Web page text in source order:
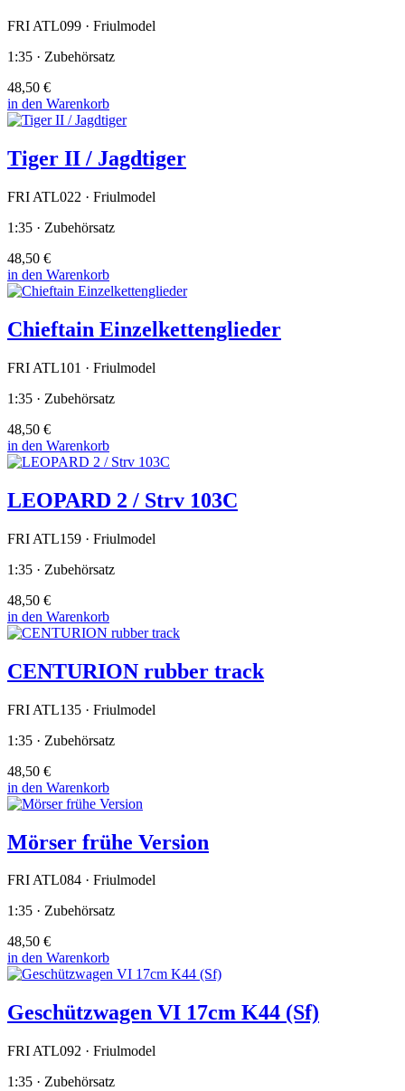
FRI ATL099 · Friulmodel
1:35 · Zubehörsatz
48,50 €
in den Warenkorb
Tiger II / Jagdtiger
FRI ATL022 · Friulmodel
1:35 · Zubehörsatz
48,50 €
in den Warenkorb
Chieftain Einzelkettenglieder
FRI ATL101 · Friulmodel
1:35 · Zubehörsatz
48,50 €
in den Warenkorb
LEOPARD 2 / Strv 103C
FRI ATL159 · Friulmodel
1:35 · Zubehörsatz
48,50 €
in den Warenkorb
CENTURION rubber track
FRI ATL135 · Friulmodel
1:35 · Zubehörsatz
48,50 €
in den Warenkorb
Mörser frühe Version
FRI ATL084 · Friulmodel
1:35 · Zubehörsatz
48,50 €
in den Warenkorb
Geschützwagen VI 17cm K44 (Sf)
FRI ATL092 · Friulmodel
1:35 · Zubehörsatz